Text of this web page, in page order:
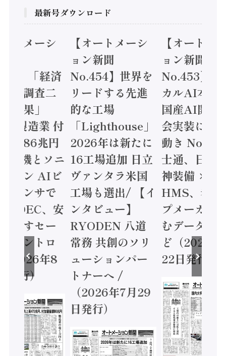
最新号ダウンロード
トメーシ
】「経済
態調査二
結果」
年製造業 付
額86兆円
電機とソニ
コン AIビ
センサで
/ IDEC、安
かすセー
コントロ
2026年8
発行）
【オートメーシ
ョン新聞
No.454】世界を
リードする先進
的な工場
「Lighthouse」
2026年は新たに
16工場追加 日立
ヴァンタラ米国
工場も選出/ 【イ
ンタビュー】
RYODEN 八道
常務 共創のソリ
ューションパー
トナーへ /
（2026年7月29
日発行）
【オートメ
ョン新聞
No.453】フ
カルAI本格
国産AI開発
会実装に活
動き
士通、日立
神装備 ×
HMS、老舗
プメーカー
むデータ活
ど（2026年
22日発行）